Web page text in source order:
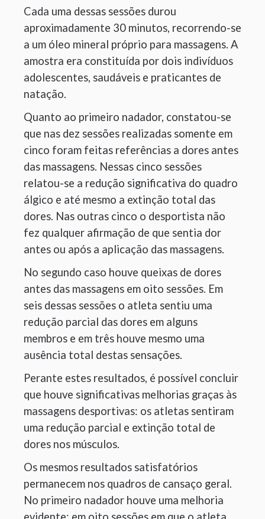
Cada uma dessas sessões durou
aproximadamente 30 minutos, recorrendo-se
a um óleo mineral próprio para massagens. A
amostra era constituída por dois indivíduos
adolescentes, saudáveis e praticantes de
natação.
Quanto ao primeiro nadador, constatou-se
que nas dez sessões realizadas somente em
cinco foram feitas referências a dores antes
das massagens. Nessas cinco sessões
relatou-se a redução significativa do quadro
álgico e até mesmo a extinção total das
dores. Nas outras cinco o desportista não
fez qualquer afirmação de que sentia dor
antes ou após a aplicação das massagens.
No segundo caso houve queixas de dores
antes das massagens em oito sessões. Em
seis dessas sessões o atleta sentiu uma
redução parcial das dores em alguns
membros e em três houve mesmo uma
ausência total destas sensações.
Perante estes resultados, é possível concluir
que houve significativas melhorias graças às
massagens desportivas: os atletas sentiram
uma redução parcial e extinção total de
dores nos músculos.
Os mesmos resultados satisfatórios
permanecem nos quadros de cansaço geral.
No primeiro nadador houve uma melhoria